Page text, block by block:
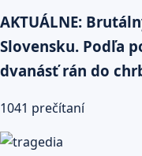
AKTUÁLNE:
Slovensku. Podľa
dvanásť rán do
1041 prečítaní